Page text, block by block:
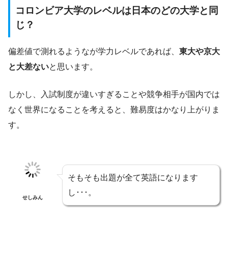
コロンビア大学のレベルは日本のどの大学と同
じ？
偏差値で測れるようなが学力レベルであれば、 東大や京大
と大差ないと思います。
しかし、入試制度が違いすぎることや競争相手が国内では
なく世界になることを考えると、難易度はかなり上がりま
す。
せしみん
そもそも出題が全て英語になります
し･･･。